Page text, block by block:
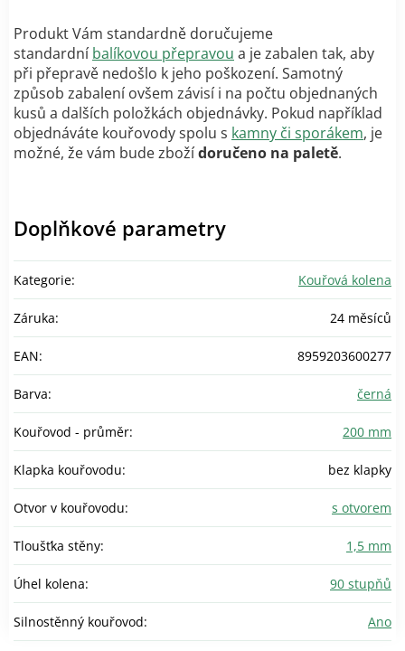
Produkt Vám standardně doručujeme
standardní balíkovou přepravou a je zabalen tak, aby
při přepravě nedošlo k jeho poškození. Samotný
způsob zabalení ovšem závisí i na počtu objednaných
kusů a dalších položkách objednávky. Pokud například
objednáváte kouřovody spolu s kamny či sporákem, je
možné, že vám bude zbožídoručeno na paletě.
Doplňkové parametry
Kategorie: Kouřová kolena
Záruka: 24 měsíců
EAN: 8959203600277
Barva: černá
Kouřovod - průměr: 200 mm
Klapka kouřovodu: bez klapky
Otvor v kouřovodu: s otvorem
Tloušťka stěny: 1,5 mm
Úhel kolena: 90 stupňů
Silnostěnný kouřovod: Ano